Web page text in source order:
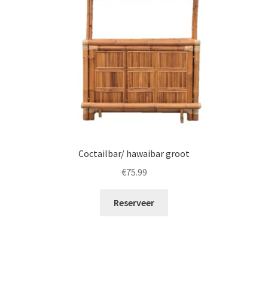
Coctailbar/ hawaibar groot
€75.99
Reserveer